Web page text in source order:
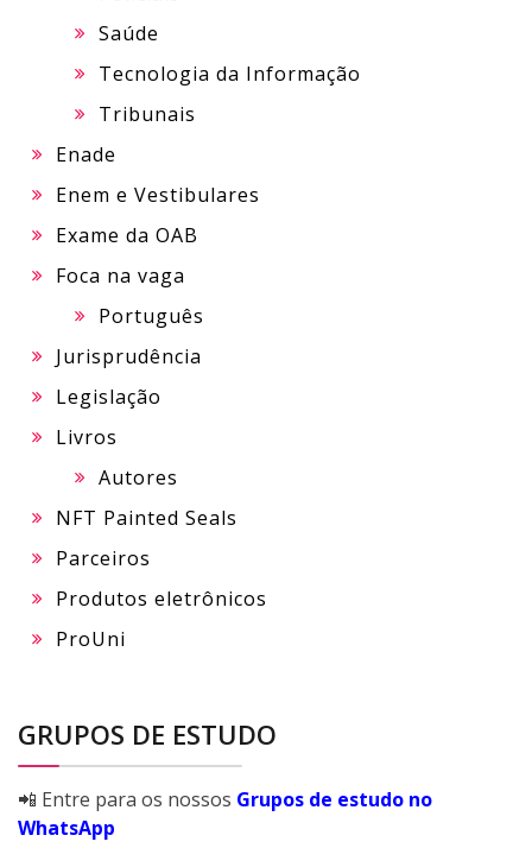
Saúde
Tecnologia da Informação
Tribunais
Enade
Enem e Vestibulares
Exame da OAB
Foca na vaga
Português
Jurisprudência
Legislação
Livros
Autores
NFT Painted Seals
Parceiros
Produtos eletrônicos
ProUni
GRUPOS DE ESTUDO
📲 Entre para os nossos Grupos de estudo no
WhatsApp